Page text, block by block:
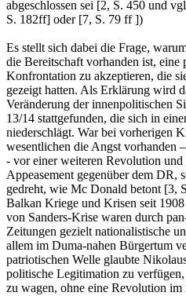
abgeschlossen sei [2, S. 450 und
S. 182ff] oder [7, S. 79 ff ])
Es stellt sich dabei die Frage,
die Bereitschaft vorhanden ist, eine
Konfrontation zu akzeptieren, die
gezeigt hatten. Als Erklärung wird
Veränderung der innenpolitischen
13/14 stattgefunden, die sich in
niederschlägt. War bei vorherigen
wesentlichen die Angst vorhanden
- vor einer weiteren Revolution
Appeasement gegenüber dem DR,
gedreht, wie Mc Donald betont [3,
Balkan Kriege und Krisen seit
von Sanders-Krise waren durch
Zeitungen gezielt nationalistische
allem im Duma-nahen Bürgertum
patriotischen Welle glaubte
politische Legitimation zu
zu wagen, ohne eine Revolution im